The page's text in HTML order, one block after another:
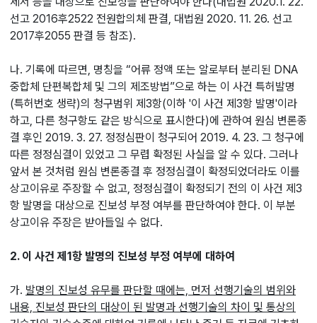
선고 2016후2522 전원합의체 판결, 대법원 2020. 11. 26. 선고
2017후2055 판결 등 참조).
나. 기록에 따르면, 명칭을 “어류 정액 또는 알로부터 분리된 DNA
중합체 단편복합체 및 그의 제조방법”으로 하는 이 사건 특허발명
(특허번호 생략)의 청구범위 제3항(이하 '이 사건 제3항 발명'이라
하고, 다른 청구항도 같은 방식으로 표시한다)에 관하여 원심 변론종
결 후인 2019. 3. 27. 정정심판이 청구되어 2019. 4. 23. 그 청구에
따른 정정심결이 있었고 그 무렵 확정된 사실을 알 수 있다. 그러나
앞서 본 것처럼 원심 변론종결 후 정정심결이 확정되었더라도 이를
상고이유로 주장할 수 없고, 정정심결이 확정되기 전의 이 사건 제3
항 발명을 대상으로 진보성 부정 여부를 판단하여야 한다. 이 부분
상고이유 주장은 받아들일 수 없다.
2. 이 사건 제1항 발명의 진보성 부정 여부에 대하여
가. 발명의 진보성 유무를 판단할 때에는, 먼저 선행기술의 범위와
내용, 진보성 판단의 대상이 된 발명과 선행기술의 차이 및 통상의